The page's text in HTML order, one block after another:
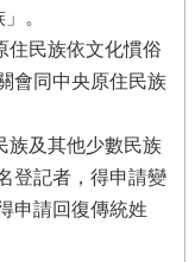
。
住民族依文化慣俗
會同中央原住民族
族及其他少數民族
登記者，得申請變
申請回復傳統姓